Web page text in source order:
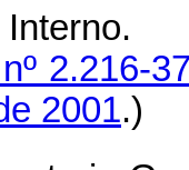
2.216-
2001.)